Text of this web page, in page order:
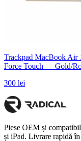
Trackpad MacBook Air
Force Touch — Gold/
300 lei
Piese OEM și
și iPad. Livrare rapidă